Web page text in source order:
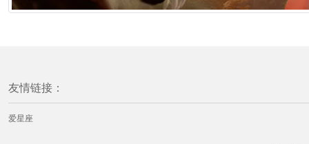
友情链接：
爱星座